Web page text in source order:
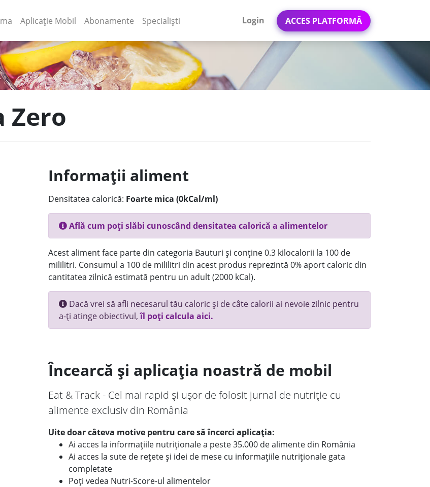
(current)
Aplicație Mobil (current)
Abonamente Specialiști Login ACCES PLATFORMĂ
Zero
Informații aliment
Densitatea calorică: Foarte mica (0kCal/ml)
Află cum poți slăbi cunoscând densitatea calorică a alimentelor
Acest aliment face parte din categoria Bauturi și conține 0.3 kilocalorii la 100 de
mililitri. Consumul a 100 de mililitri din acest produs reprezintă 0% aport caloric din
cantitatea zilnică estimată pentru un adult (2000 kCal).
Dacă vrei să afli necesarul tău caloric și de câte calorii ai nevoie zilnic pentru
a-ți atinge obiectivul,îl poți calcula aici.
Încearcă și aplicația noastră de mobil
Eat & Track - Cel mai rapid și ușor de folosit jurnal de nutriție cu
alimente exclusiv din România
Uite doar câteva motive pentru care să încerci aplicația:
Ai acces la informațiile nutriționale a peste 35.000 de alimente din România
Ai acces la sute de rețete și idei de mese cu informațiile nutriționale gata
completate
Poți vedea Nutri-Score-ul alimentelor